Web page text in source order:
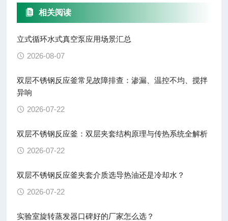
相关阅读
立式循环水式真空泵应用场景汇总
2026-08-07
双层不锈钢反应釜常见故障排查：渗漏、温控不均、搅拌
异响
2026-07-22
双层不锈钢反应釜：双层夹套结构原理与传热系统全解析
2026-07-22
双层不锈钢反应釜夹套介质选导热油还是冷却水？
2026-07-22
实验室旋转蒸发器口碑好的厂家怎么选？